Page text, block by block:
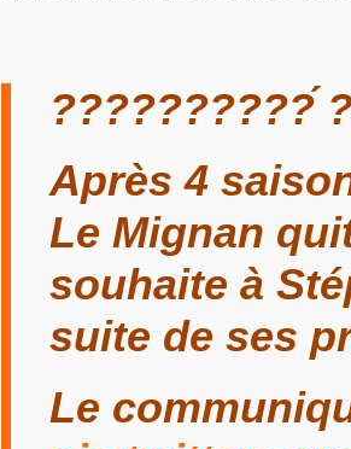
??????????́
Après 4
Le Mignan
souhaite à
suite de ses
Le